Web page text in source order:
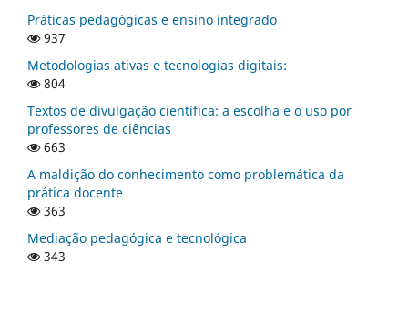
Práticas pedagógicas e ensino integrado
937
Metodologias ativas e tecnologias digitais:
804
Textos de divulgação científica: a escolha e o uso por
professores de ciências
663
A maldição do conhecimento como problemática da
prática docente
363
Mediação pedagógica e tecnológica
343